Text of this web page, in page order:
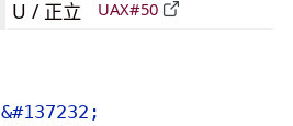
U / 正立 UAX#50
&#137232;